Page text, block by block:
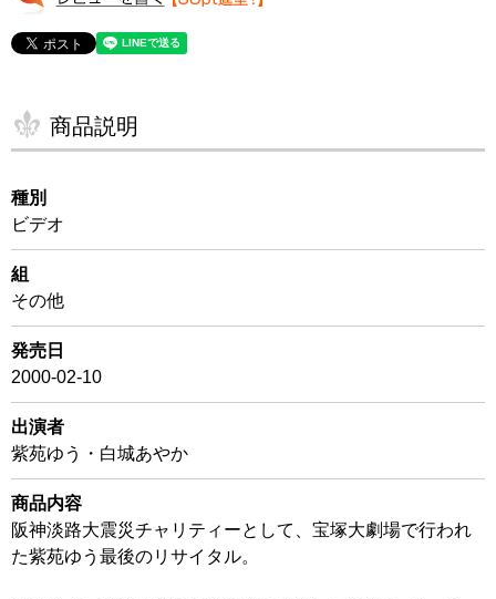
商品説明
種別
ビデオ
組
その他
発売日
2000-02-10
出演者
紫苑ゆう・白城あやか
商品内容
阪神淡路大震災チャリティーとして、宝塚大劇場で行われ
た紫苑ゆう最後のリサイタル。